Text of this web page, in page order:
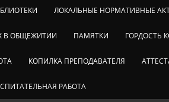
ЛОКАЛЬНЫЕ НОРМАТИВНЫЕ
ОБЩЕЖИТИИ ПАМЯТКИ ГОРДОСТЬ
КОПИЛКА ПРЕПОДАВАТЕЛЯ
РАБОТА